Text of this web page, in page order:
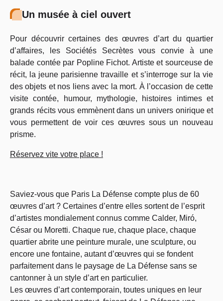
Un musée à ciel ouvert
Pour découvrir certaines des œuvres d’art du quartier
d’affaires, les Sociétés Secrètes vous convie à une
balade contée par Popline Fichot. Artiste et sourceuse de
récit, la jeune parisienne travaille et s’interroge sur la vie
des objets et nos liens avec la mort. À l’occasion de cette
visite contée, humour, mythologie, histoires intimes et
grands récits vous emmènent dans un univers onirique et
vous permettent de voir ces œuvres sous un nouveau
prisme.
Réservez vite votre place !
Saviez-vous que Paris La Défense compte plus de 60
œuvres d’art ? Certaines d’entre elles sortent de l’esprit
d’artistes mondialement connus comme Calder, Miró,
César ou Moretti. Chaque rue, chaque place, chaque
quartier abrite une peinture murale, une sculpture, ou
encore une fontaine, autant d’œuvres qui se fondent
parfaitement dans le paysage de La Défense sans se
cantonner à un style d’art en particulier.
Les œuvres d’art contemporain, toutes uniques en leur